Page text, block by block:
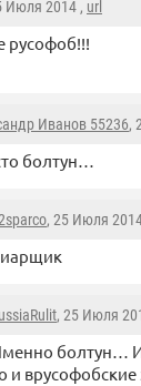
Июля 2014 , url
русофоб!!!
Иванов 55236,
болтун…
, 25 Июля
, 25 Июля
болтун… И
и